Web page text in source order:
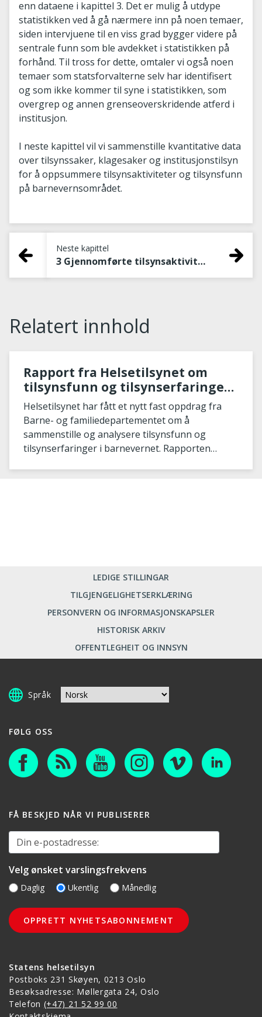
enn dataene i kapittel 3. Det er mulig å utdype
statistikken ved å gå nærmere inn på noen temaer,
siden intervjuene til en viss grad bygger videre på
sentrale funn som ble avdekket i statistikken på
forhånd. Til tross for dette, omtaler vi også noen
temaer som statsforvalterne selv har identifisert
og som ikke kommer til syne i statistikken, som
overgrep og annen grenseoverskridende atferd i
institusjon.
I neste kapittel vil vi sammenstille kvantitative data
over tilsynssaker, klagesaker og institusjonstilsyn
for å oppsummere tilsynsaktiviteter og tilsynsfunn
på barnevernsområdet.
Neste kapittel
3 Gjennomførte tilsynsaktiviteter på barnevernsområdet
Relatert innhold
Rapport fra Helsetilsynet om
tilsynsfunn og tilsynserfaringer i
barnevernet i 2022 og 2023
Helsetilsynet har fått et nytt fast oppdrag fra
Barne- og familiedepartementet om å
sammenstille og analysere tilsynsfunn og
tilsynserfaringer i barnevernet. Rapporten
LEDIGE STILLINGAR
TILGJENGELIGHETSERKLÆRING
PERSONVERN OG INFORMASJONSKAPSLER
HISTORISK ARKIV
OFFENTLEGHEIT OG INNSYN
Språk
Statens helsetilsyn
Postboks 231 Skøyen, 0213 Oslo
Besøksadresse: Møllergata 24, Oslo
Telefon (+47) 21 52 99 00
FØLG OSS
FÅ BESKJED NÅR VI PUBLISERER
Din e-postadresse:
Velg ønsket varslingsfrekvens
Daglig Ukentlig Månedlig